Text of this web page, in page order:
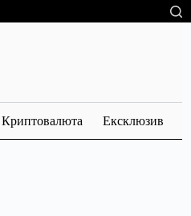
Криптовалюта Ексклюзив